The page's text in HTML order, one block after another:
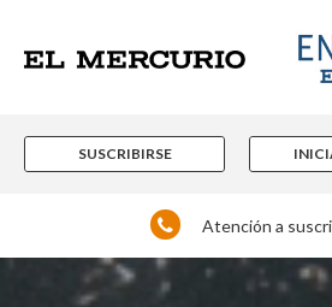
SUSCRIBIRSE
Atención a